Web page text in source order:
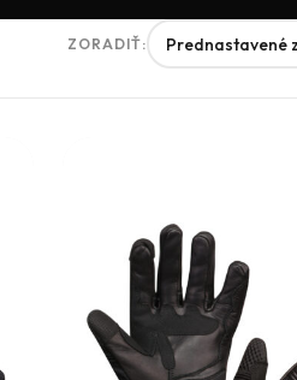
ZORADIŤ: